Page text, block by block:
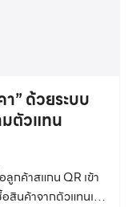
” ด้วยระบบ
ตัวแทน
ลูกค้าสแกน QR เข้า
สินค้าจากตัวแทนเจ้า